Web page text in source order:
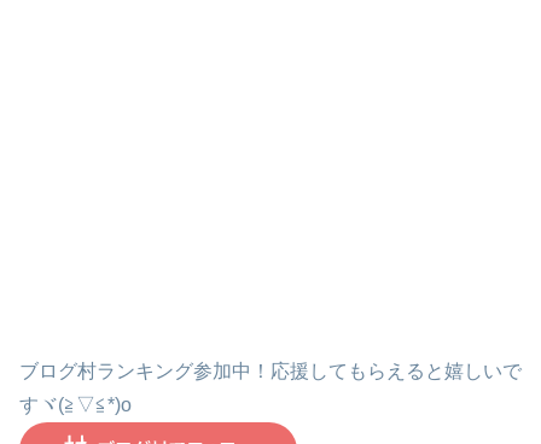
ブログ村ランキング参加中！応援してもらえると嬉しいで
すヾ(≧▽≦*)o